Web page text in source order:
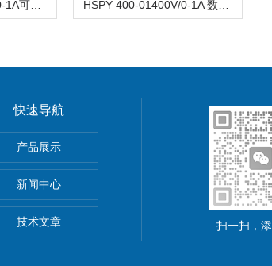
压电源
流稳压电源
快速导航
产品展示
新闻中心
技术文章 扫一扫，